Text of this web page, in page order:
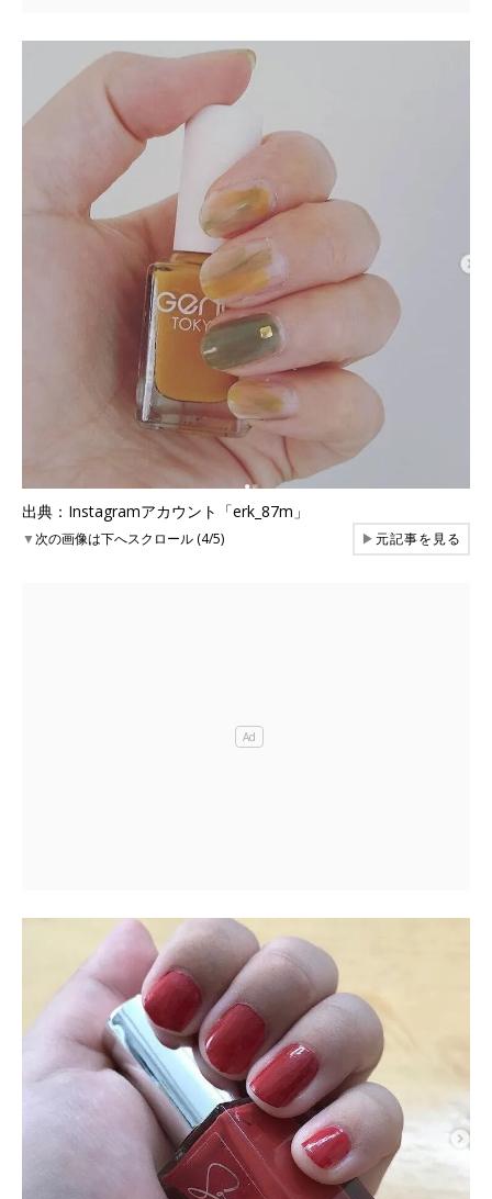
出典：Instagramアカウント「erk_87m」
▼次の画像は下へスクロール (4/5) ▶元記事を見る